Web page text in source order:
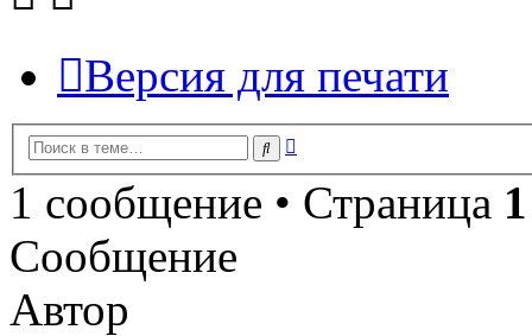
Версия для печати
Поиск
1 сообщение • Страница 1
Сообщение
Автор